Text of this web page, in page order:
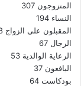
المتزوجون 307
النساء 194
المقبلون على الزواج
الرجال 67
الرعاية الوالدية 53
اليافعون 37
بودكاست 64